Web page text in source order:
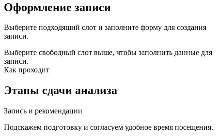
Оформление записи
Выберите подходящий слот и заполните форму для создания
записи.
Выберите свободный слот выше, чтобы заполнить данные для
записи.
Как проходит
Этапы сдачи анализа
Запись и рекомендации
Подскажем подготовку и согласуем удобное время посещения.